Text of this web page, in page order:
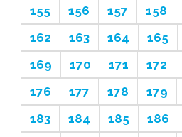
155
156 157 158
162
163 164 165
169
170 171 172
176
177 178 179
183
184 185 186